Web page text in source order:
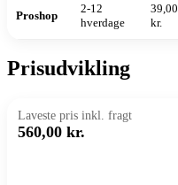
Proshop
2-12
hverdage
39,00
kr.
Prisudvikling
Laveste pris inkl. fragt
560,00 kr.